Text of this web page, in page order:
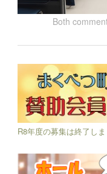
Both
R8年度の募集は終了し